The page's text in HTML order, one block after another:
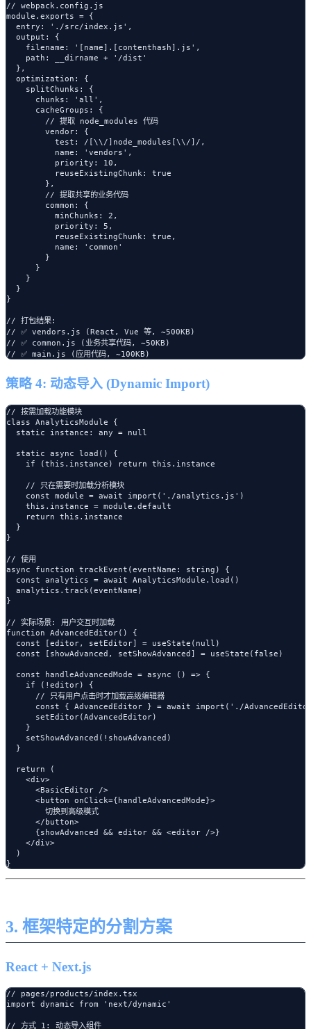
// webpack.config.js
module.exports = {
  entry: './src/index.js',
  output: {
    filename: '[name].[contenthash].js',
    path: __dirname + '/dist'
  },
  optimization: {
    splitChunks: {
      chunks: 'all',
      cacheGroups: {
        // 提取 node_modules 代码
        vendor: {
          test: /[\\/]node_modules[\\/]/,
          name: 'vendors',
          priority: 10,
          reuseExistingChunk: true
        },
        // 提取共享的业务代码
        common: {
          minChunks: 2,
          priority: 5,
          reuseExistingChunk: true,
          name: 'common'
        }
      }
    }
  }
}
// 打包结果:
// ✅ vendors.js (React, Vue 等, ~500KB)
// ✅ common.js (业务共享代码, ~50KB)
策略 4: 动态导入 (Dynamic Import)
// 按需加载功能模块
class AnalyticsModule {
  static instance: any = null
  static async load() {
    if (this.instance) return this.instance
    // 只在需要时加载分析模块
    const module = await import('./analytics.js')
    this.instance = module.default
    return this.instance
  }
}
// 使用
async function trackEvent(eventName: string) {
  const analytics = await AnalyticsModule.load()
  analytics.track(eventName)
}
// 实际场景: 用户交互时加载
function AdvancedEditor() {
  const [editor, setEditor] = useState(null)
  const [showAdvanced, setShowAdvanced] = useState(false)
  const handleAdvancedMode = async () => {
    if (!editor) {
      // 只有用户点击时才加载高级编辑器
const { AdvancedEditor } = await import('./
      setEditor(AdvancedEditor)
    }
    setShowAdvanced(!showAdvanced)
  }
  return (
    <div>
      <BasicEditor />
      <button onClick={handleAdvancedMode}>
        切换到高级模式
      </button>
      {showAdvanced && editor && <editor />}
    </div>
  )
3. 框架特定的分割方案
React + Next.js
// pages/products/index.tsx
import dynamic from 'next/dynamic'
// 方式 1: 动态导入组件